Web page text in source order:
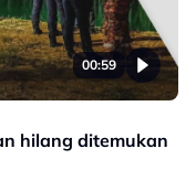
00:59
hilang ditemukan